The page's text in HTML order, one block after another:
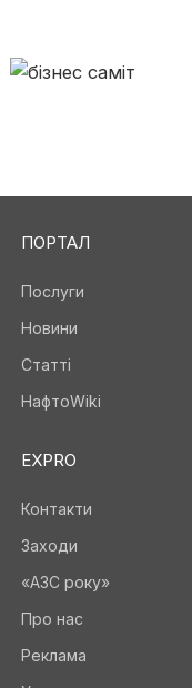
ПОРТАЛ
Послуги
Новини
Статті
НафтоWiki
EXPRO
Контакти
Заходи
«АЗС року»
Про нас
Реклама